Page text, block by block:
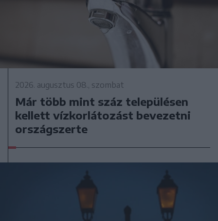
2026. augusztus 08., szombat
Már több mint száz településen
kellett vízkorlátozást bevezetni
országszerte